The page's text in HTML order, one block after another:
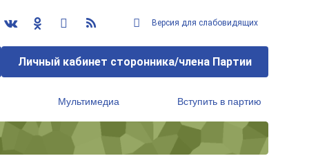
Версия для слабовидящих
Личный кабинет сторонника/члена Партии
Мультимедиа Вступить в партию